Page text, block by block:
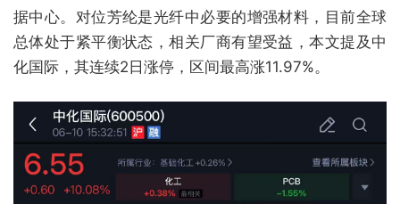
据中心。对位芳纶是光纤中必要的增强材料，目前全球
总体处于紧平衡状态，相关厂商有望受益，本文提及中
化国际，其连续2日涨停，区间最高涨11.97%。